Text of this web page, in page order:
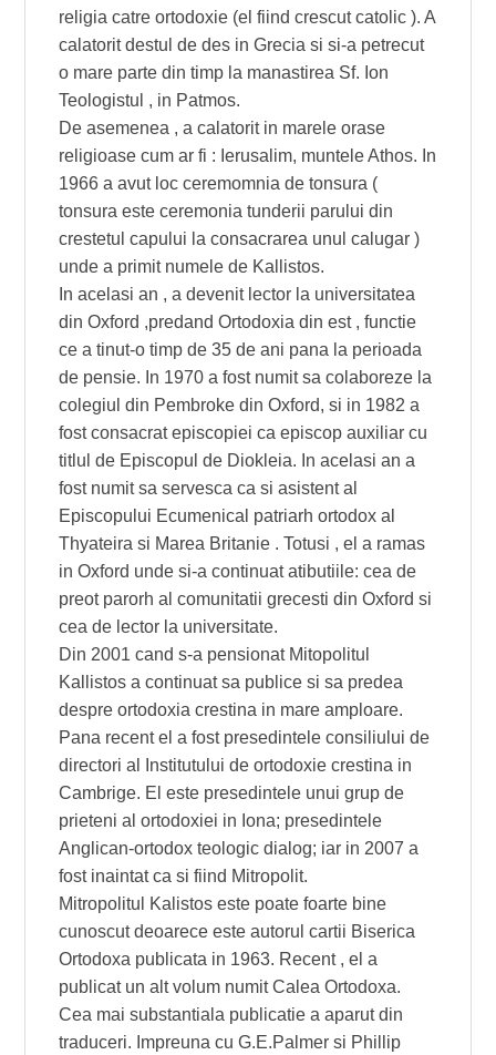
religia catre ortodoxie (el fiind crescut catolic ). A
calatorit destul de des in Grecia si si-a petrecut
o mare parte din timp la manastirea Sf. Ion
Teologistul , in Patmos.
De asemenea , a calatorit in marele orase
religioase cum ar fi : Ierusalim, muntele Athos. In
1966 a avut loc ceremomnia de tonsura (
tonsura este ceremonia tunderii parului din
crestetul capului la consacrarea unul calugar )
unde a primit numele de Kallistos.
In acelasi an , a devenit lector la universitatea
din Oxford ,predand Ortodoxia din est , functie
ce a tinut-o timp de 35 de ani pana la perioada
de pensie. In 1970 a fost numit sa colaboreze la
colegiul din Pembroke din Oxford, si in 1982 a
fost consacrat episcopiei ca episcop auxiliar cu
titlul de Episcopul de Diokleia. In acelasi an a
fost numit sa servesca ca si asistent al
Episcopului Ecumenical patriarh ortodox al
Thyateira si Marea Britanie . Totusi , el a ramas
in Oxford unde si-a continuat atibutiile: cea de
preot parorh al comunitatii grecesti din Oxford si
cea de lector la universitate.
Din 2001 cand s-a pensionat Mitopolitul
Kallistos a continuat sa publice si sa predea
despre ortodoxia crestina in mare amploare.
Pana recent el a fost presedintele consiliului de
directori al Institutului de ortodoxie crestina in
Cambrige. El este presedintele unui grup de
prieteni al ortodoxiei in Iona; presedintele
Anglican-ortodox teologic dialog; iar in 2007 a
fost inaintat ca si fiind Mitropolit.
Mitropolitul Kalistos este poate foarte bine
cunoscut deoarece este autorul cartii Biserica
Ortodoxa publicata in 1963. Recent , el a
publicat un alt volum numit Calea Ortodoxa.
Cea mai substantiala publicatie a aparut din
traduceri. Impreuna cu G.E.Palmer si Phillip